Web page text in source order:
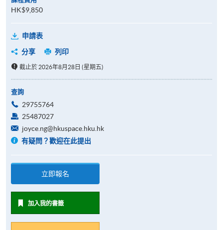
HK$9,850
申請表
分享
列印
截止於 2026年8月28日 (星期五)
查詢
29755764
25487027
joyce.ng@hkuspace.hku.hk
有疑問？歡迎在此提出
立即報名
加入我的書籤